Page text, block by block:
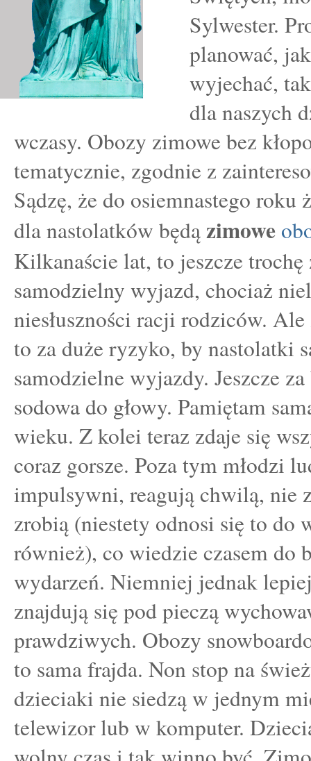
Sylwester.
planować,
wyjechać,
dla naszych
wczasy. Obozy zimowe bez
tematycznie, zgodnie z
Sądzę, że do osiemnastego roku
dla nastolatków będązimowe
Kilkanaście lat, to jeszcze trochę
samodzielny wyjazd, chociaż
niesłuszności racji rodziców.
to za duże ryzyko, by nastolatki
samodzielne wyjazdy. Jeszcze
sodowa do głowy. Pamiętam
wieku. Z kolei teraz zdaje się
coraz gorsze. Poza tym młodzi
impulsywni, reagują chwilą, nie
zrobią (niestety odnosi się to do
również), co wiedzie czasem do
wydarzeń. Niemniej jednak
znajdują się pod pieczą
prawdziwych. Obozy
to sama frajda. Non stop na
dzieciaki nie siedzą w jednym
telewizor lub w komputer.